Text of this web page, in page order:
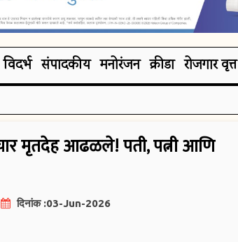
विदर्भ संपादकीय मनोरंजन क्रीडा रोजगार वृत्त
मृतदेह आढळले! पती, पत्नी आणि
दिनांक :03-Jun-2026